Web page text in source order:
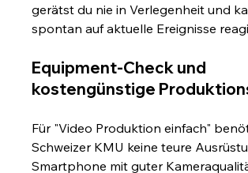
gerätst du nie in Verlegenheit und
spontan auf aktuelle Ereignisse
Equipment-Check und
kostengünstige
Für "Video Produktion einfach"
Schweizer KMU keine teure
Smartphone mit guter